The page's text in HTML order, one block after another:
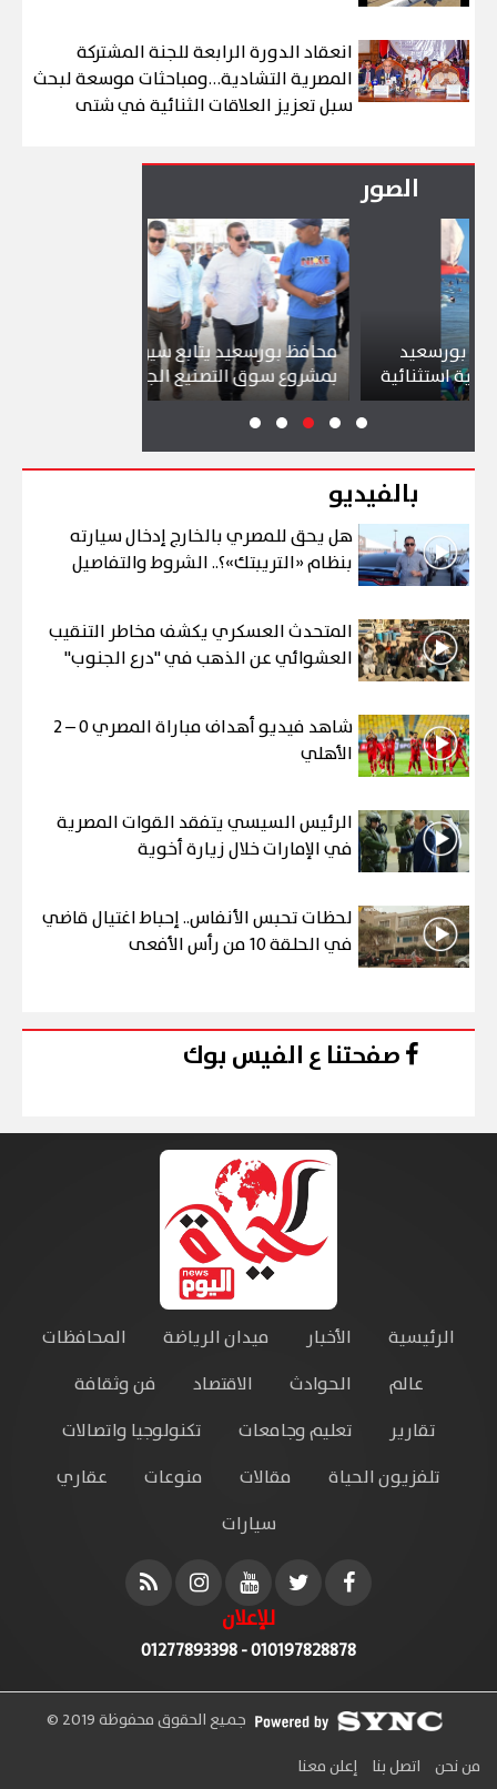
انعقاد الدورة الرابعة للجنة المشتركة
المصرية التشادية…ومباحثات موسعة لبحث
سبل تعزيز العلاقات الثنائية في شتى
الصور
محافظ بورسعيد يتابع سير العمل
بمشروع سوق التصنيع الجديد
بالفيديو
هل يحق للمصري بالخارج إدخال سيارته
بنظام «التريبتك»؟.. الشروط والتفاصيل
المتحدث العسكري يكشف مخاطر التنقيب
العشوائي عن الذهب في "درع الجنوب"
شاهد فيديو أهداف مباراة المصري 0 – 2
الأهلي
الرئيس السيسي يتفقد القوات المصرية
في الإمارات خلال زيارة أخوية
لحظات تحبس الأنفاس.. إحباط اغتيال قاضي
في الحلقة 10 من رأس الأفعى
صفحتنا ع الفيس بوك
الرئيسية الأخبار ميدان الرياضة
المحافظات
عالم
الحوادث الاقتصاد
فن وثقافة
تقارير
تعليم وجامعات
تكنولوجيا واتصالات
تلفزيون الحياة
مقالات منوعات
عقاري
سيارات
للإعلان
010197828878 - 01277893398
جميع الحقوق محفوظة 2019 ©
من نحن
اتصل بنا إعلن معنا